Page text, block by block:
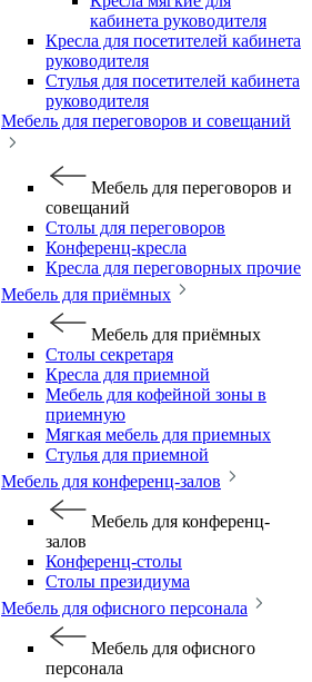
кабинета руководителя
Кресла для посетителей кабинета
руководителя
Стулья для посетителей кабинета
руководителя
Мебель для переговоров и совещаний
Мебель для переговоров и
совещаний
Столы для переговоров
Конференц-кресла
Кресла для переговорных прочие
Мебель для приёмных
Мебель для приёмных
Столы секретаря
Кресла для приемной
Мебель для кофейной зоны в
приемную
Мягкая мебель для приемных
Стулья для приемной
Мебель для конференц-залов
Мебель для конференц-
залов
Конференц-столы
Столы президиума
Мебель для офисного персонала
Мебель для офисного
персонала